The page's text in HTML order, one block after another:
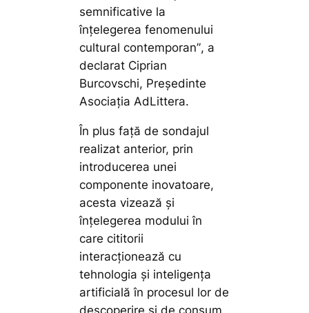
semnificative la
înțelegerea fenomenului
cultural contemporan”, a
declarat Ciprian
Burcovschi, Președinte
Asociația AdLittera.
În plus față de sondajul
realizat anterior, prin
introducerea unei
componente inovatoare,
acesta vizează și
înțelegerea modului în
care cititorii
interacționează cu
tehnologia și inteligența
artificială în procesul lor de
descoperire și de consum